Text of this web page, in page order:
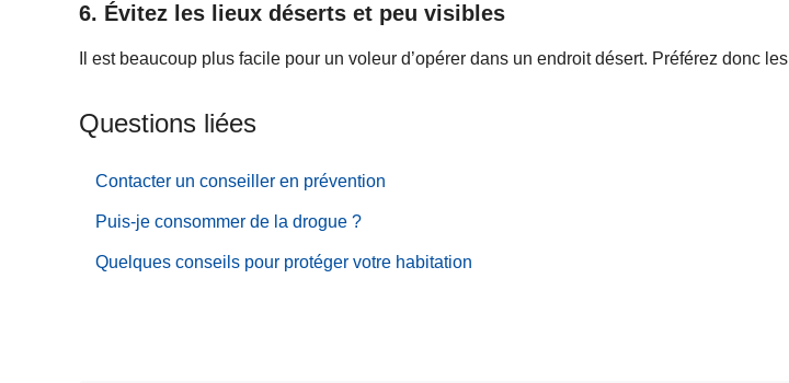
6. Évitez les lieux déserts et peu visibles
Il est beaucoup plus facile pour un voleur d’opérer dans un endroit désert. Préférez donc
Questions liées
Contacter un conseiller en prévention
Puis-je consommer de la drogue ?
Quelques conseils pour protéger votre habitation